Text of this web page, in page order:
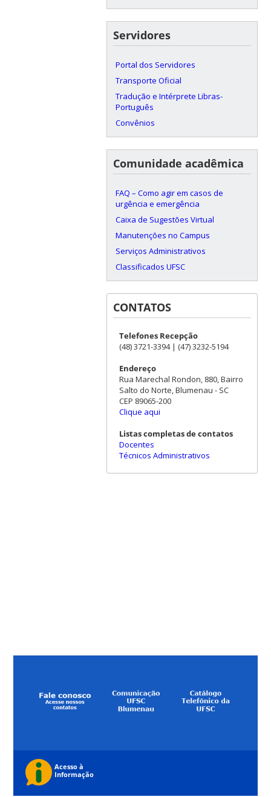
Servidores
Portal dos Servidores
Transporte Oficial
Tradução e Intérprete Libras-
Português
Convênios
Comunidade acadêmica
FAQ – Como agir em casos de
urgência e emergência
Caixa de Sugestões Virtual
Manutenções no Campus
Serviços Administrativos
Classificados UFSC
CONTATOS
Telefones Recepção
(48) 3721-3394 | (47) 3232-5194
Endereço
Rua Marechal Rondon, 880, Bairro
Salto do Norte, Blumenau - SC
CEP 89065-200
Clique aqui
Listas completas de contatos
Docentes
Técnicos Administrativos